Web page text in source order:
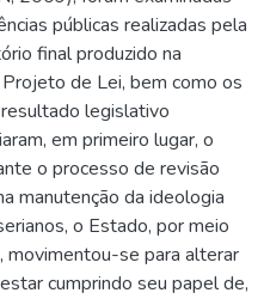
públicas realizadas pela
final produzido na
de Lei, bem como os
legislativo
em primeiro lugar, o
o processo de revisão
manutenção da ideologia
o Estado, por meio
se para alterar
cumprindo seu papel de,